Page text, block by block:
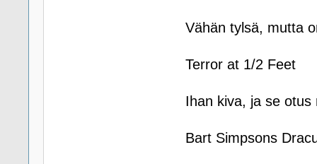
Vähän tylsä, mutta
Terror at 1/2 Feet
Ihan kiva, ja se
Bart Simpsons